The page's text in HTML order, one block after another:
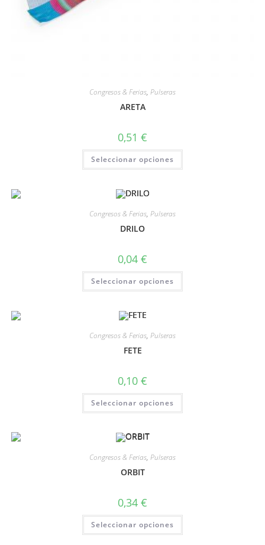
Congresos & Ferias, Pulseras
ARETA
0,51 €
Seleccionar opciones
Congresos & Ferias, Pulseras
DRILO
0,04 €
Seleccionar opciones
Congresos & Ferias, Pulseras
FETE
0,10 €
Seleccionar opciones
Congresos & Ferias, Pulseras
ORBIT
0,34 €
Seleccionar opciones